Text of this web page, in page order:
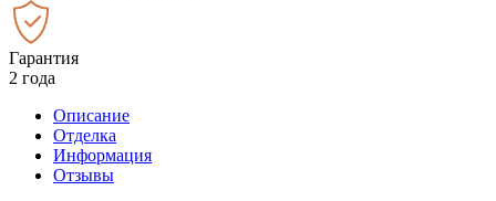
Гарантия
2 года
Описание
Отделка
Информация
Отзывы